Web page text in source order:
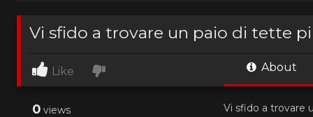
Vi sfido a trovare un paio di tette
Like About
0 views Vi sfido a trovare